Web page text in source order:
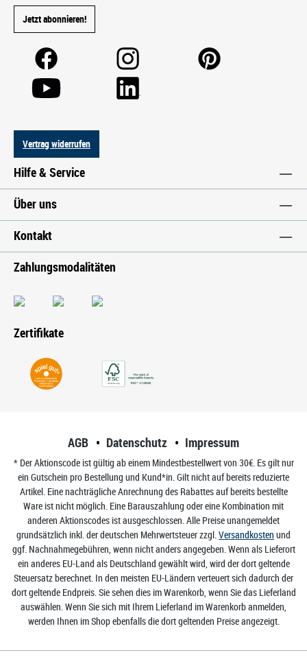
Jetzt abonnieren!
Vertrag widerrufen
Hilfe & Service
Über uns
Kontakt
Zahlungsmodalitäten
Zertifikate
AGB Datenschutz Impressum
* Der Aktionscode ist gültig ab einem Mindestbestellwert von 30€. Es gilt nur
ein Gutschein pro Bestellung und Kund*in. Gilt nicht auf bereits reduzierte
Artikel. Eine nachträgliche Anrechnung des Rabattes auf bereits bestellte
Ware ist nicht möglich. Eine Barauszahlung oder eine Kombination mit
anderen Aktionscodes ist ausgeschlossen. Alle Preise unangemeldet
grundsätzlich inkl. der deutschen Mehrwertsteuer zzgl.Versandkosten und
ggf. Nachnahmegebühren, wenn nicht anders angegeben. Wenn als Lieferort
ein anderes EU-Land als Deutschland gewählt wird, wird der dort geltende
Steuersatz berechnet. In den meisten EU-Ländern verteuert sich dadurch der
dort geltende Endpreis. Sie sehen dies im Warenkorb, wenn Sie das Lieferland
auswählen. Wenn Sie sich mit Ihrem Lieferland im Warenkorb anmelden,
werden Ihnen im Shop ebenfalls die dort geltenden Preise angezeigt.